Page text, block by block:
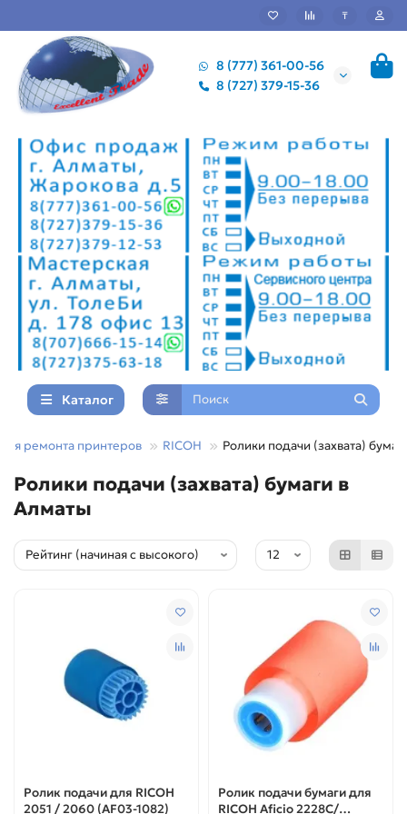
₸
8 (777) 361-00-56
8 (727) 379-15-36
Каталог
ремонта принтеров RICOH Ролики подачи (захвата)
Ролики подачи (захвата) бумаги в
Алматы
Ролик подачи для RICOH
2051 / 2060 (AF03-1082)
Ролик подачи бумаги для
RICOH Aficio 2228C/